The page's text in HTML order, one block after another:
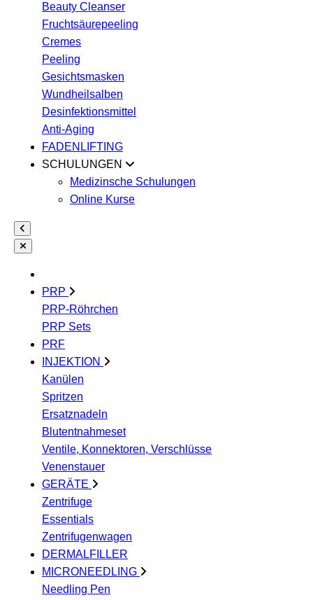
Beauty Cleanser
Fruchtsäurepeeling
Cremes
Peeling
Gesichtsmasken
Wundheilsalben
Desinfektionsmittel
Anti-Aging
FADENLIFTING
SCHULUNGEN
Medizinsche Schulungen
Online Kurse
PRP
PRP-Röhrchen
PRP Sets
PRF
INJEKTION
Kanülen
Spritzen
Ersatznadeln
Blutentnahmeset
Ventile, Konnektoren, Verschlüsse
Venenstauer
GERÄTE
Zentrifuge
Essentials
Zentrifugenwagen
DERMALFILLER
MICRONEEDLING
Needling Pen